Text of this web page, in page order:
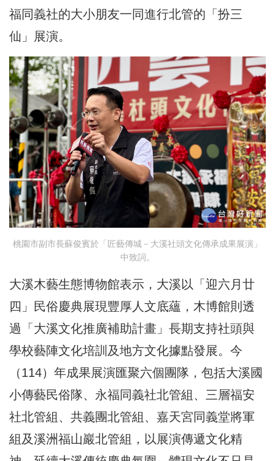
福同義社的大小朋友一同進行北管的「扮三
仙」展演。
桃園市副市長蘇俊賓於「匠藝傳城－大溪社頭文化傳承成果展演」
中致詞。
大溪木藝生態博物館表示，大溪以「迎六月廿
四」民俗慶典展現豐厚人文底蘊，木博館則透
過「大溪文化推廣補助計畫」長期支持社頭與
學校藝陣文化培訓及地方文化據點發展。今
（114）年成果展演匯聚六個團隊，包括大溪國
小傳藝民俗隊、永福同義社北管組、三層福安
社北管組、共義團北管組、嘉天宮同義堂將軍
組及溪洲福山巖北管組，以展演傳遞文化精